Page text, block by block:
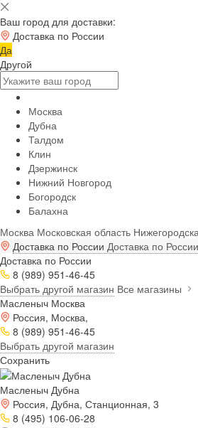
Ваш город для доставки:
Доставка по России
Да
Другой
Москва
Дубна
Талдом
Клин
Дзержинск
Нижний Новгород
Богородск
Балахна
Москва Московская область
Доставка по России Доставка по России
Доставка по России
8 (989) 951-46-45
Выбрать другой магазин Все магазины
Масленыч Москва
Россия, Москва,
8 (989) 951-46-45
Выбрать другой магазин
Сохранить
Масленыч Дубна
Россия, Дубна, Станционная, 3
8 (495) 106-06-28